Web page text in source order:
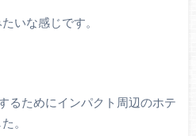
いな感じです。
るためにインパクト周辺のホテ
。